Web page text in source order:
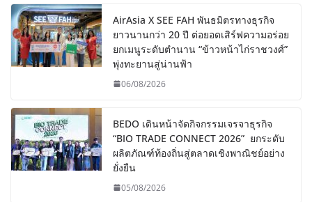
AirAsia X SEE FAH พันธมิตรทางธุรกิจ
ยาวนานกว่า 20 ปี ต่อยอดเสิร์ฟความอร่อย
ยกเมนูระดับตำนาน “ข้าวหน้าไก่ราชวงศ์”
พุ่งทะยานสู่น่านฟ้า
06/08/2026
BEDO เดินหน้าจัดกิจกรรมเจรจาธุรกิจ
“BIO TRADE CONNECT 2026” ยกระดับ
ผลิตภัณฑ์ท้องถิ่นสู่ตลาดเชิงพาณิชย์อย่าง
ยั่งยืน
05/08/2026